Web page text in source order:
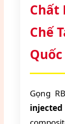
Chất
Chế
Quốc
Gọng